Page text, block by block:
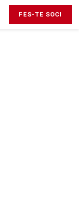
FES-TE SOCI